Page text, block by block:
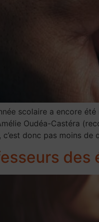
scolaire a encore
Oudéa-Castéra
c’est donc pas moins
des